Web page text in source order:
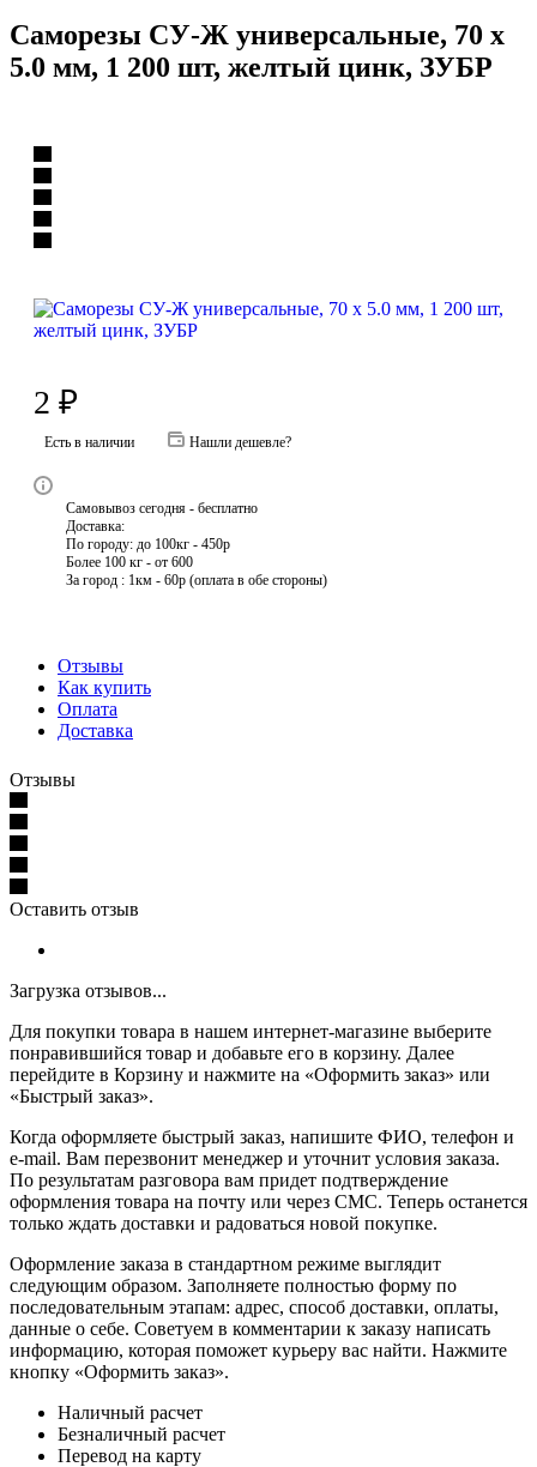
Саморезы СУ-Ж универсальные, 70 x
5.0 мм, 1 200 шт, желтый цинк, ЗУБР
2 ₽
Есть в наличии Нашли дешевле?
Самовывоз сегодня - бесплатно
Доставка:
По городу: до 100кг - 450р
Более 100 кг - от 600
За город : 1км - 60р (оплата в обе стороны)
Отзывы
Как купить
Оплата
Доставка
Отзывы
Оставить отзыв
Загрузка отзывов...
Для покупки товара в нашем интернет-магазине выберите
понравившийся товар и добавьте его в корзину. Далее
перейдите в Корзину и нажмите на «Оформить заказ» или
«Быстрый заказ».
Когда оформляете быстрый заказ, напишите ФИО, телефон и
e-mail. Вам перезвонит менеджер и уточнит условия заказа.
По результатам разговора вам придет подтверждение
оформления товара на почту или через СМС. Теперь останется
только ждать доставки и радоваться новой покупке.
Оформление заказа в стандартном режиме выглядит
следующим образом. Заполняете полностью форму по
последовательным этапам: адрес, способ доставки, оплаты,
данные о себе. Советуем в комментарии к заказу написать
информацию, которая поможет курьеру вас найти. Нажмите
кнопку «Оформить заказ».
Наличный расчет
Безналичный расчет
Перевод на карту